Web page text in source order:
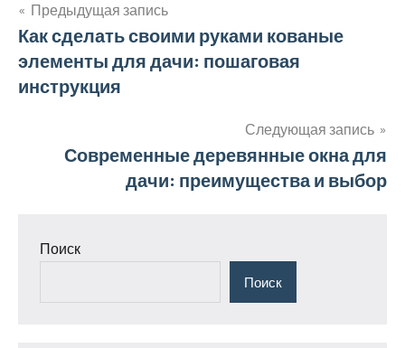
Навигация
по
Предыдущая запись
Как сделать своими руками кованые
элементы для дачи: пошаговая
инструкция
Следующая запись
Современные деревянные окна для
дачи: преимущества и выбор
Поиск
Поиск